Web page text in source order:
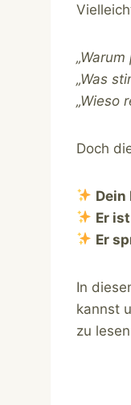
„Was
„Wieso
Doch
Dein
Er
Er
In
kannst
zu